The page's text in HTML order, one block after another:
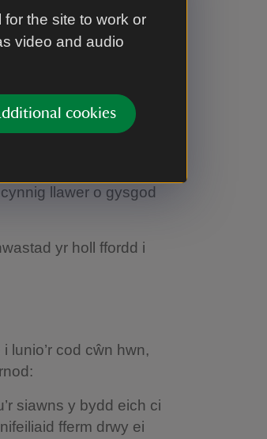
the site to work or
video and audio
cookies
ymwybodol
felly gofynnwn yn
amser er mwyn
llawer o gysgod
yr holl ffordd i
lunio’r cod cŵn hwn,
siawns y bydd eich ci
fferm drwy ei